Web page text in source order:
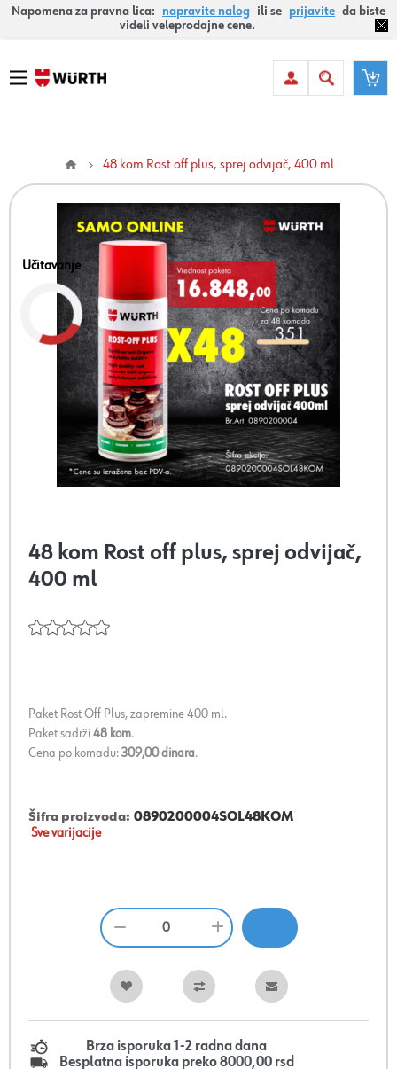
Napomena za pravna lica: napravite nalog ili se prijavite da biste
videli veleprodajne cene.
48 kom Rost off plus, sprej odvijač, 400 ml
Učitavanje
48 kom Rost off plus, sprej odvijač,
400 ml
Paket Rost Off Plus, zapremine 400 ml.
Paket sadrži 48 kom.
Cena po komadu: 309,00 dinara.
Šifra proizvoda: 0890200004SOL48KOM
Sve varijacije
Brza isporuka 1-2 radna dana
Besplatna isporuka preko 8000,00 rsd